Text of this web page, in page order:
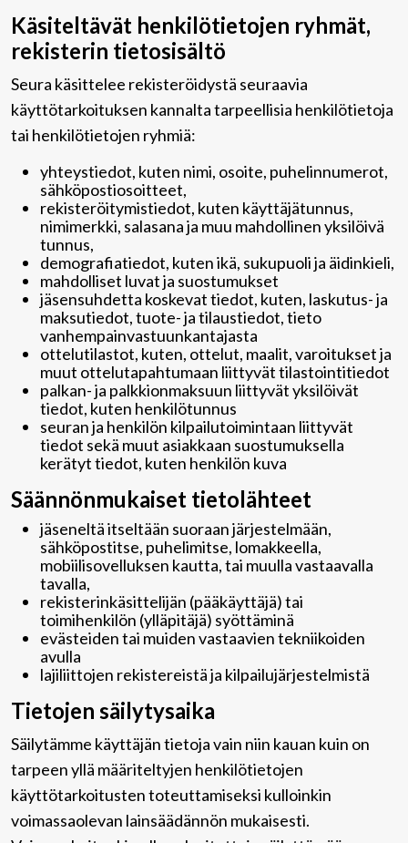
Käsiteltävät henkilötietojen ryhmät,
rekisterin tietosisältö
Seura käsittelee rekisteröidystä seuraavia
käyttötarkoituksen kannalta tarpeellisia henkilötietoja
tai henkilötietojen ryhmiä:
yhteystiedot, kuten nimi, osoite, puhelinnumerot,
sähköpostiosoitteet,
rekisteröitymistiedot, kuten käyttäjätunnus,
nimimerkki, salasana ja muu mahdollinen yksilöivä
tunnus,
demografiatiedot, kuten ikä, sukupuoli ja äidinkieli,
mahdolliset luvat ja suostumukset
jäsensuhdetta koskevat tiedot, kuten, laskutus- ja
maksutiedot, tuote- ja tilaustiedot, tieto
vanhempainvastuunkantajasta
ottelutilastot, kuten, ottelut, maalit, varoitukset ja
muut ottelutapahtumaan liittyvät tilastointitiedot
palkan- ja palkkionmaksuun liittyvät yksilöivät
tiedot, kuten henkilötunnus
seuran ja henkilön kilpailutoimintaan liittyvät
tiedot sekä muut asiakkaan suostumuksella
kerätyt tiedot, kuten henkilön kuva
Säännönmukaiset tietolähteet
jäseneltä itseltään suoraan järjestelmään,
sähköpostitse, puhelimitse, lomakkeella,
mobiilisovelluksen kautta, tai muulla vastaavalla
tavalla,
rekisterinkäsittelijän (pääkäyttäjä) tai
toimihenkilön (ylläpitäjä) syöttäminä
evästeiden tai muiden vastaavien tekniikoiden
avulla
lajiliittojen rekistereistä ja kilpailujärjestelmistä
Tietojen säilytysaika
Säilytämme käyttäjän tietoja vain niin kauan kuin on
tarpeen yllä määriteltyjen henkilötietojen
käyttötarkoitusten toteuttamiseksi kulloinkin
voimassaolevan lainsäädännön mukaisesti.